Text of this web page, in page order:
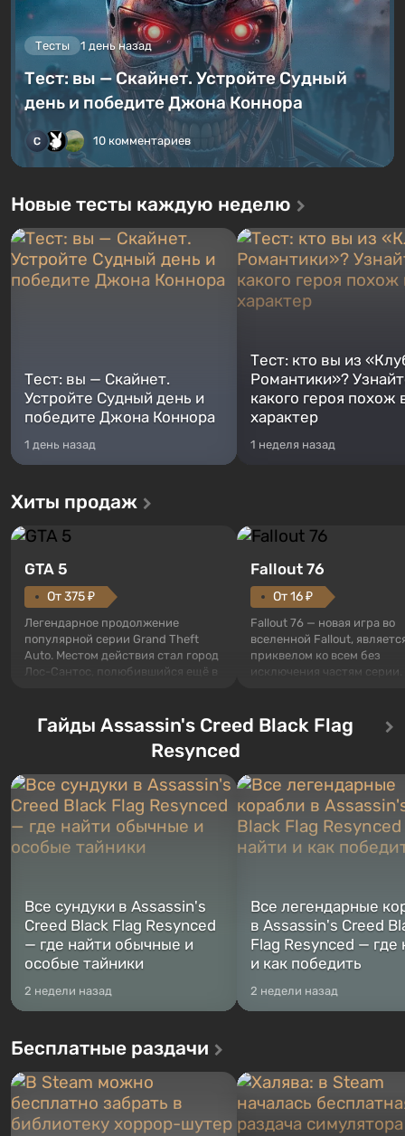
Тесты 1 день назад
Тест: вы — Скайнет. Устройте Судный
день и победите Джона Коннора
10 комментариев
Новые тесты каждую неделю
Тест: вы — Скайнет.
Устройте Судный день и
победите Джона Коннора
1 день назад
Тест: кто вы из
Романтики»?
какого героя похож
характер
1 неделя назад
Хиты продаж
GTA 5
От 375 ₽
Легендарное продолжение
популярной серии Grand Theft
Auto. Местом действия стал город
Лос-Сантос, полюбившийся ещё в
сразу трех персонажей: Майкла,
Тревора и Франклина, между
Жанр и...
Fallout 76
От 16 ₽
Fallout 76 — новая игра во
вселенной Fallout,
приквелом ко всем без
исключения частям серии.
Оно же, по задумке
Vault-Tec, должно
Место действия Fallout...
Гайды Assassin's Creed Black Flag
Resynced
Все сундуки в Assassin's
Creed Black Flag Resynced
— где найти обычные и
особые тайники
2 недели назад
Все легендарные
в Assassin's Creed
Flag Resynced — где
и как победить
2 недели назад
Бесплатные раздачи